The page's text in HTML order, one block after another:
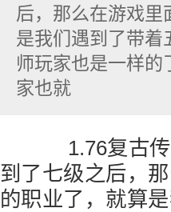
后，那么在游戏
是我们遇到了带着
师玩家也是一样
家也就
1.76复古传
到了七级之后，
的职业了，就算